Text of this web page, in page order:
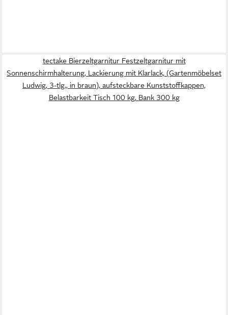
tectake Bierzeltgarnitur Festzeltgarnitur mit
Sonnenschirmhalterung, Lackierung mit Klarlack, (Gartenmöbelset
Ludwig, 3-tlg., in braun), aufsteckbare Kunststoffkappen,
Belastbarkeit Tisch 100 kg, Bank 300 kg